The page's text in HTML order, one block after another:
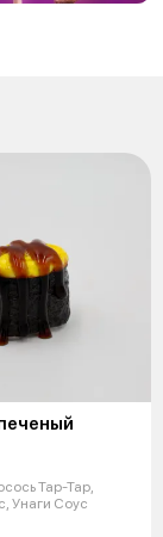
Тар-Тар,
Унаги Соус